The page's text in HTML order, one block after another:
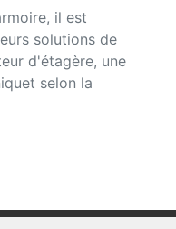
il est
solutions de
d'étagère, une
selon la